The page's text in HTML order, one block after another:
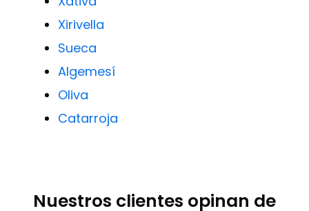
Xirivella
Sueca
Algemesí
Oliva
Catarroja
Nuestros clientes opinan de